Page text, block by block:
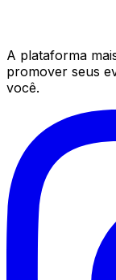
A plataforma
promover seus
você.